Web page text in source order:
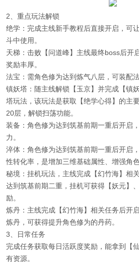
2、重点玩法解锁
绝学：完成主线新手教程后直接开启，可
斗中使用。
天梯：击败【问道峰】主线最终boss后开
奖励丰厚。
法宝：需角色修为达到炼气八层，可装配
镇妖塔：随主线解锁【玉京】并完成【镇
塔玩法，该玩法是获取【绝学心得】的主
20层，解锁扫荡功能。
装备：角色修为达到筑基前期一重后开启
力。
淬体：角色修为达到筑基前期一重后开启
性转化率，是增加三维基础属性、增强角
秘境：挂机玩法，主线完成【幻竹海】相
达到筑基前期二重，挂机可获得【妖元】
励。
炼丹：主线完成【幻竹海】相关任务后开
炼丹，可获得提升角色修为的丹药。
3、日常任务
完成任务获取每日活跃度奖励，能拿到【
有资源。